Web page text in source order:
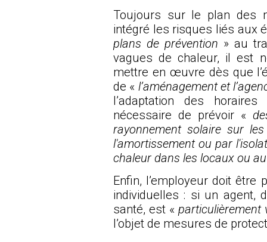
Toujours sur le plan des
intégré les risques liés aux
plans de prévention » au
vagues de chaleur, il est
mettre en œuvre dès que
de « l’aménagement et
l’adaptation des
nécessaire de prévoir «
rayonnement solaire sur
l'amortissement ou par
chaleur dans les locaux ou
Enfin, l’employeur doit
individuelles : si un agent,
santé, est « particulièrement
l’objet de mesures de